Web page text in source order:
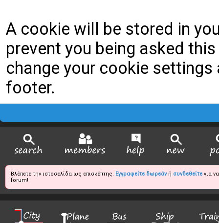
A cookie will be stored in
prevent you being asked
change your cookie
footer.
Βλέπετε την ιστοσελίδα ως επισκέπτης. Εγγραφείτε δωρεάνή συνδεθείτεγια
forum!